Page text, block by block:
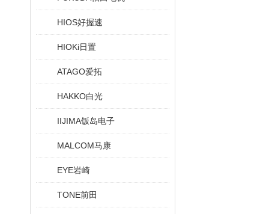
HIOS好握速
HIOKi日置
ATAGO爱拓
HAKKO白光
IIJIMA饭岛电子
MALCOM马康
EYE岩崎
TONE前田